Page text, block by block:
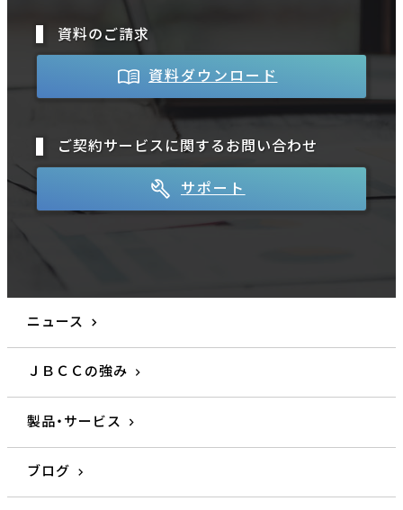
資料のご請求
資料ダウンロード
ご契約サービスに関するお問い合わせ
サポート
ニュース
ＪＢＣＣの強み
製品・サービス
ブログ